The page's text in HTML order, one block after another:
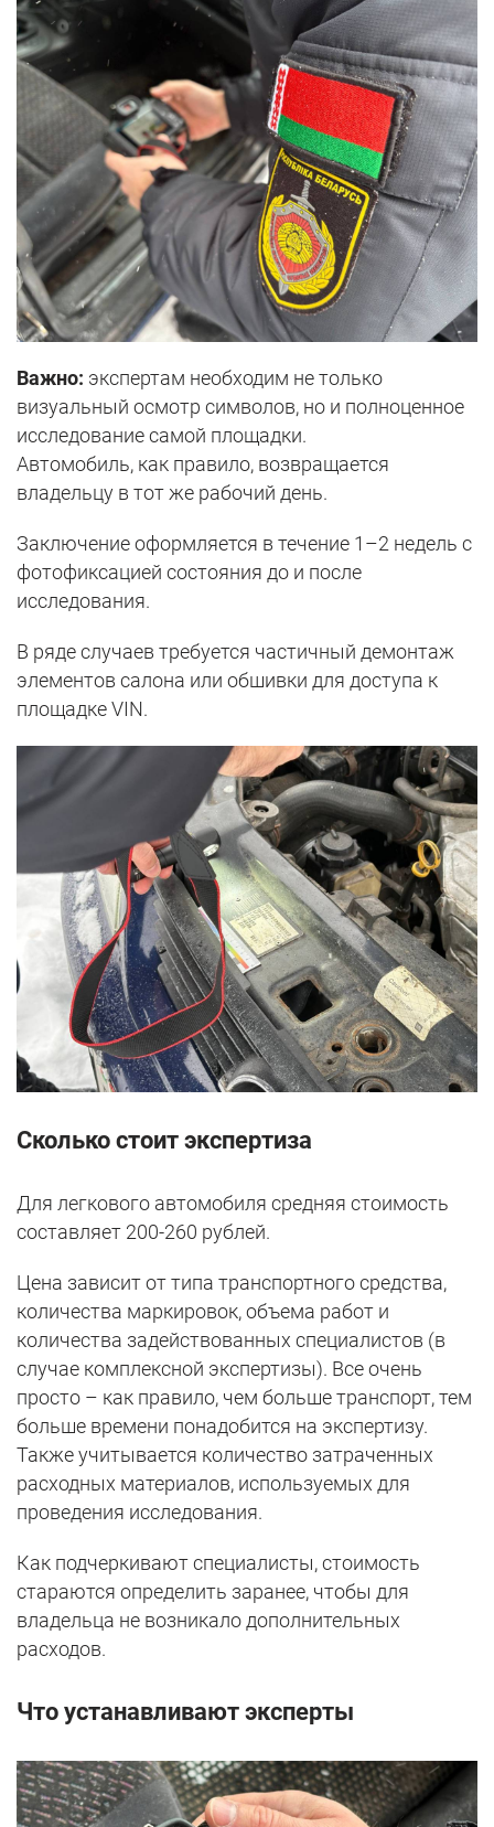
Важно: экспертам необходим не только
визуальный осмотр символов, но и полноценное
исследование самой площадки.
Автомобиль, как правило, возвращается
владельцу в тот же рабочий день.
Заключение оформляется в течение 1–2 недель с
фотофиксацией состояния до и после
исследования.
В ряде случаев требуется частичный демонтаж
элементов салона или обшивки для доступа к
площадке VIN.
Сколько стоит экспертиза
Для легкового автомобиля средняя стоимость
составляет 200-260 рублей.
Цена зависит от типа транспортного средства,
количества маркировок, объема работ и
количества задействованных специалистов (в
случае комплексной экспертизы). Все очень
просто – как правило, чем больше транспорт, тем
больше времени понадобится на экспертизу.
Также учитывается количество затраченных
расходных материалов, используемых для
проведения исследования.
Как подчеркивают специалисты, стоимость
стараются определить заранее, чтобы для
владельца не возникало дополнительных
расходов.
Что устанавливают эксперты